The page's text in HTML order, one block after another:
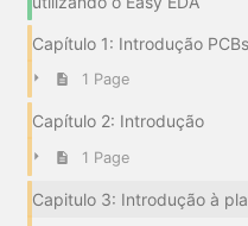
Capítulo 1: Introdução PCBs
1 Page
Capítulo 2: Introdução
1 Page
Capitulo 3: Introdução à